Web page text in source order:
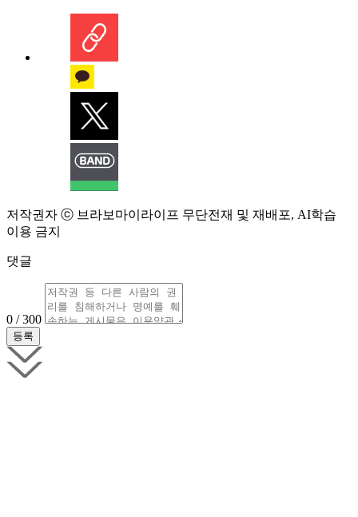
저작권자 ⓒ 브라보마이라이프 무단전재 및 재배포, AI학습
이용 금지
댓글
0 / 300